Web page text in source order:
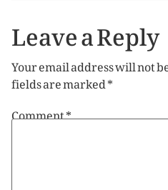
Leave a Reply
Your email address will not
fields are marked*
Comment*